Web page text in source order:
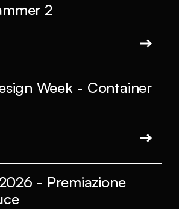
2
Week - Container
- Premiazione